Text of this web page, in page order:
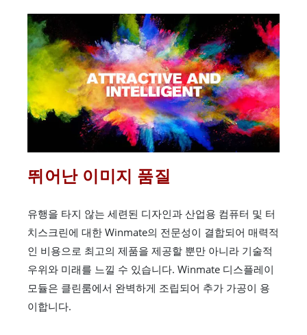
뛰어난 이미지 품질
유행을 타지 않는 세련된 디자인과 산업용 컴퓨터 및 터
치스크린에 대한 Winmate의 전문성이 결합되어 매력적
인 비용으로 최고의 제품을 제공할 뿐만 아니라 기술적
우위와 미래를 느낄 수 있습니다. Winmate 디스플레이
모듈은 클린룸에서 완벽하게 조립되어 추가 가공이 용
이합니다.